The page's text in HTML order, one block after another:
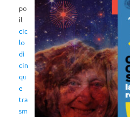
po
il
cic
lo
di
cin
qu
e
tra
sm